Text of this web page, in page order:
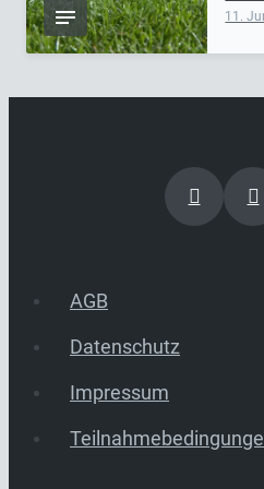
11.
AGB
Datenschutz
Impressum